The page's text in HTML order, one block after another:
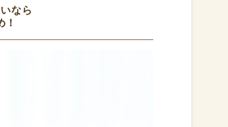
なら